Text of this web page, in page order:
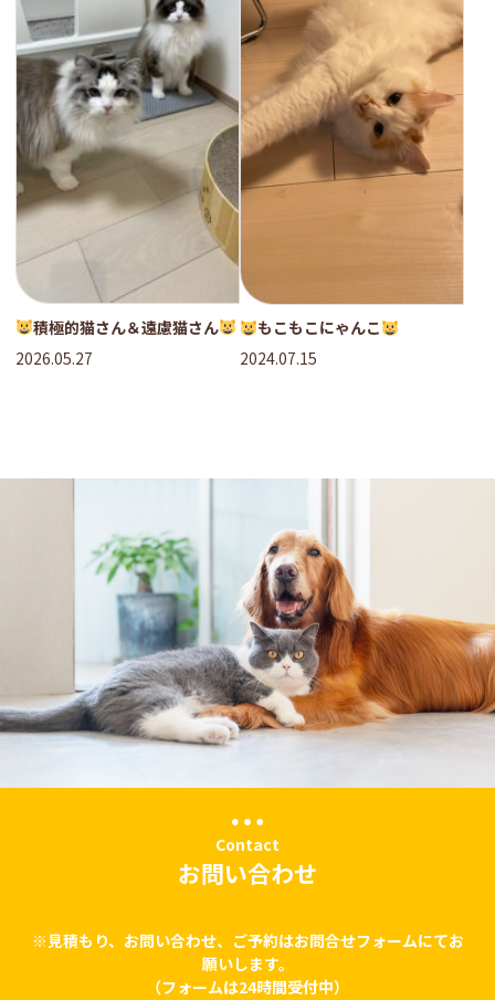
積極的猫さん＆遠慮猫さん
2026.05.27
もこもこにゃんこ
2024.07.15
Contact
お問い合わせ
※見積もり、お問い合わせ、ご予約はお問合せフォームにてお
願いします。
（フォームは24時間受付中）